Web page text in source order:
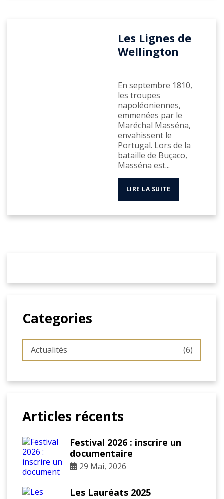
Les Lignes de
Wellington
En septembre 1810,
les troupes
napoléoniennes,
emmenées par le
Maréchal Masséna,
envahissent le
Portugal. Lors de la
bataille de Buçaco,
Masséna est...
LIRE LA SUITE
Categories
Actualités (6)
Articles récents
Festival 2026 : inscrire un
documentaire
29 Mai, 2026
Les Lauréats 2025